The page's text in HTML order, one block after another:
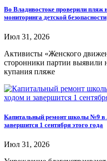
Во Владивостоке проверили
мониторинга детской безопасности
Июл 31, 2026
Активисты «Женского
сторонники партии выявили
купания пляже
Капитальный ремонт школы №9 в
завершится 1 сентября этого года
Июл 31, 2026